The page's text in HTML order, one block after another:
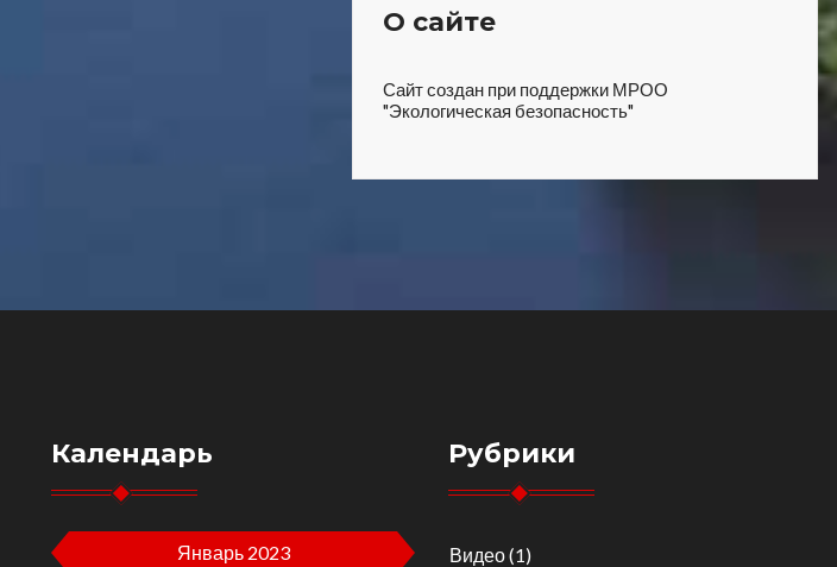
О сайте
Сайт создан при поддержки МРОО
"Экологическая безопасность"
Календарь
Январь 2023
Рубрики
Видео(1)